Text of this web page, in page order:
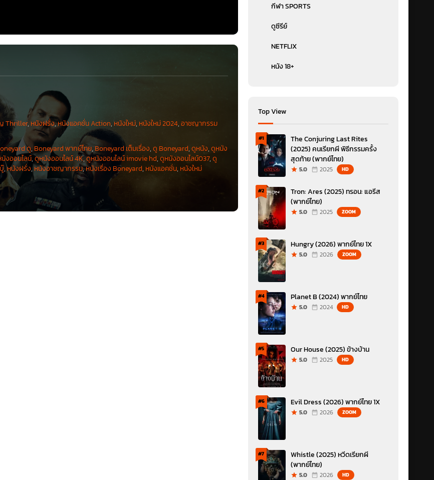
Thriller, หนังฝรั่ง,หนังแอคชั่น Action, หนังใหม่, หนังใหม่ 2024,อาชญากรรม
ดู, Boneyard พากย์ไทย, Boneyard เต็มเรื่อง,ดู Boneyard,ดูหนัง,ดูหนัง
งออนไลน์,ดูหนังออนไลน์ 4K,ดูหนังออนไลน์ imovie hd,ดูหนังออนไลน์037,ดู
,หนังฝรั่ง, หนังอาชญากรรม,หนังเรื่อง Boneyard, หนังแอคชั่น, หนังใหม่
กีฬา SPORTS
ดูซีรีย์
NETFLIX
หนัง 18+
Top View
#1
The Conjuring Last Rites
(2025) คนเรียกผี พิธีกรรมครั้ง
สุดท้าย (พากย์ไทย)
5.0 2025 HD
#2
Tron: Ares (2025) ทรอน: แอรีส
(พากย์ไทย)
5.0 2025 ZOOM
#3 Hungry (2026) พากย์ไทย 1X
5.0 2026 ZOOM
#4 Planet B (2024) พากย์ไทย
5.0 2024 HD
#5 Our House (2025) ข้างบ้าน
5.0 2025 HD
#6 Evil Dress (2026) พากย์ไทย 1X
5.0 2026 ZOOM
#7
Whistle (2025) หวีดเรียกผี
(พากย์ไทย)
5.0 2026 HD